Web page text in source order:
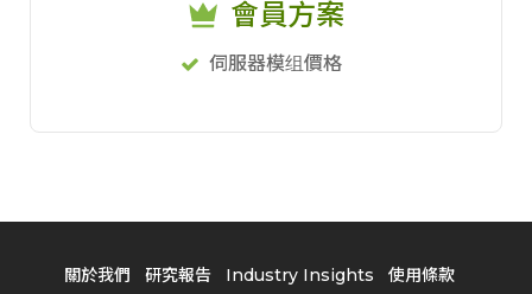
會員方案
伺服器模组價格
關於我們 研究報告 Industry Insights
使用條款